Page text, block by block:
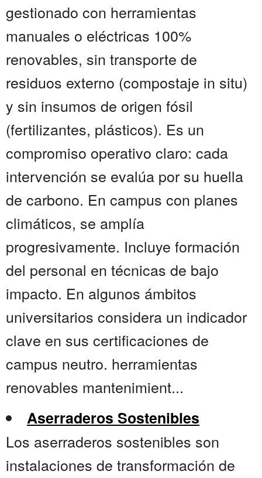
gestionado con herramientas
manuales o eléctricas 100%
renovables, sin transporte de
residuos externo (compostaje in situ)
y sin insumos de origen fósil
(fertilizantes, plásticos). Es un
compromiso operativo claro: cada
intervención se evalúa por su huella
de carbono. En campus con planes
climáticos, se amplía
progresivamente. Incluye formación
del personal en técnicas de bajo
impacto. En algunos ámbitos
universitarios considera un indicador
clave en sus certificaciones de
campus neutro. herramientas
renovables mantenimient...
Aserraderos Sostenibles
Los aserraderos sostenibles son
instalaciones de transformación de